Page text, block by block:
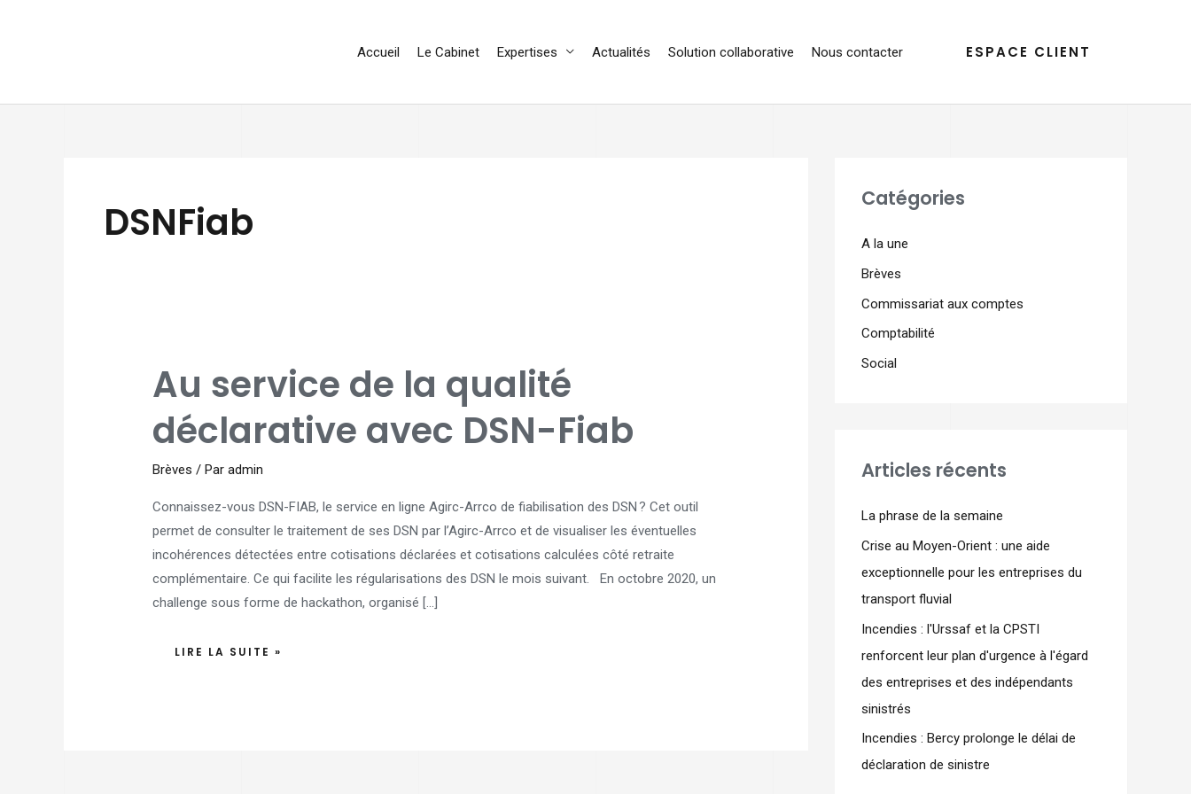
Accueil Le Cabinet Expertises Actualités Solution collaborative Nous contacter ESPACE CLIENT
DSNFiab
Au service de la qualité
déclarative avec DSN-Fiab
Brèves / Paradmin
Connaissez-vous DSN-FIAB, le service en ligne Agirc-Arrco de fiabilisation des DSN ? Cet outil
permet de consulter le traitement de ses DSN par l’Agirc-Arrco et de visualiser les éventuelles
incohérences détectées entre cotisations déclarées et cotisations calculées côté retraite
complémentaire. Ce qui facilite les régularisations des DSN le mois suivant. En octobre 2020, un
challenge sous forme de hackathon, organisé […]
SERVICE
DE
LA
DÉCLARATIVE
AVEC
DSN-
LIRE LA SUITE »
Catégories
A la une
Brèves
Commissariat aux comptes
Comptabilité
Social
Articles récents
La phrase de la semaine
Crise au Moyen-Orient : une aide
exceptionnelle pour les entreprises du
transport fluvial
Incendies : l'Urssaf et la CPSTI
renforcent leur plan d'urgence à l'égard
des entreprises et des indépendants
sinistrés
Incendies : Bercy prolonge le délai de
déclaration de sinistre